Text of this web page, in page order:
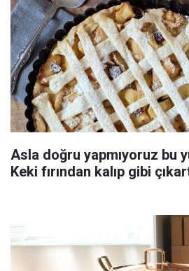
Asla doğru yapmıyoruz bu
Keki fırından kalıp gibi